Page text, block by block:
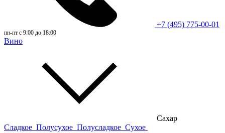
+7 (495) 775-00-01
пн-пт с 9:00 до 18:00
Вино
Сахар
Сладкое Полусухое Полусладкое Сухое